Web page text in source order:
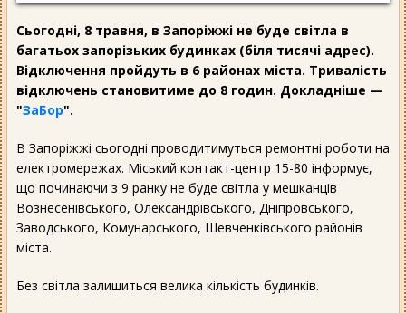
Сьогодні, 8 травня, в Запоріжжі не буде світла в
багатьох запорізьких будинках (біля тисячі адрес).
Відключення пройдуть в 6 районах міста. Тривалість
відключень становитиме до 8 годин. Докладніше —
"ЗаБор".
В Запоріжжі сьогодні проводитимуться ремонтні роботи на
електромережах. Міський контакт-центр 15-80 інформує,
що починаючи з 9 ранку не буде світла у мешканців
Вознесенівського, Олександрівського, Дніпровського,
Заводського, Комунарського, Шевченківського районів
міста.
Без світла залишиться велика кількість будинків.